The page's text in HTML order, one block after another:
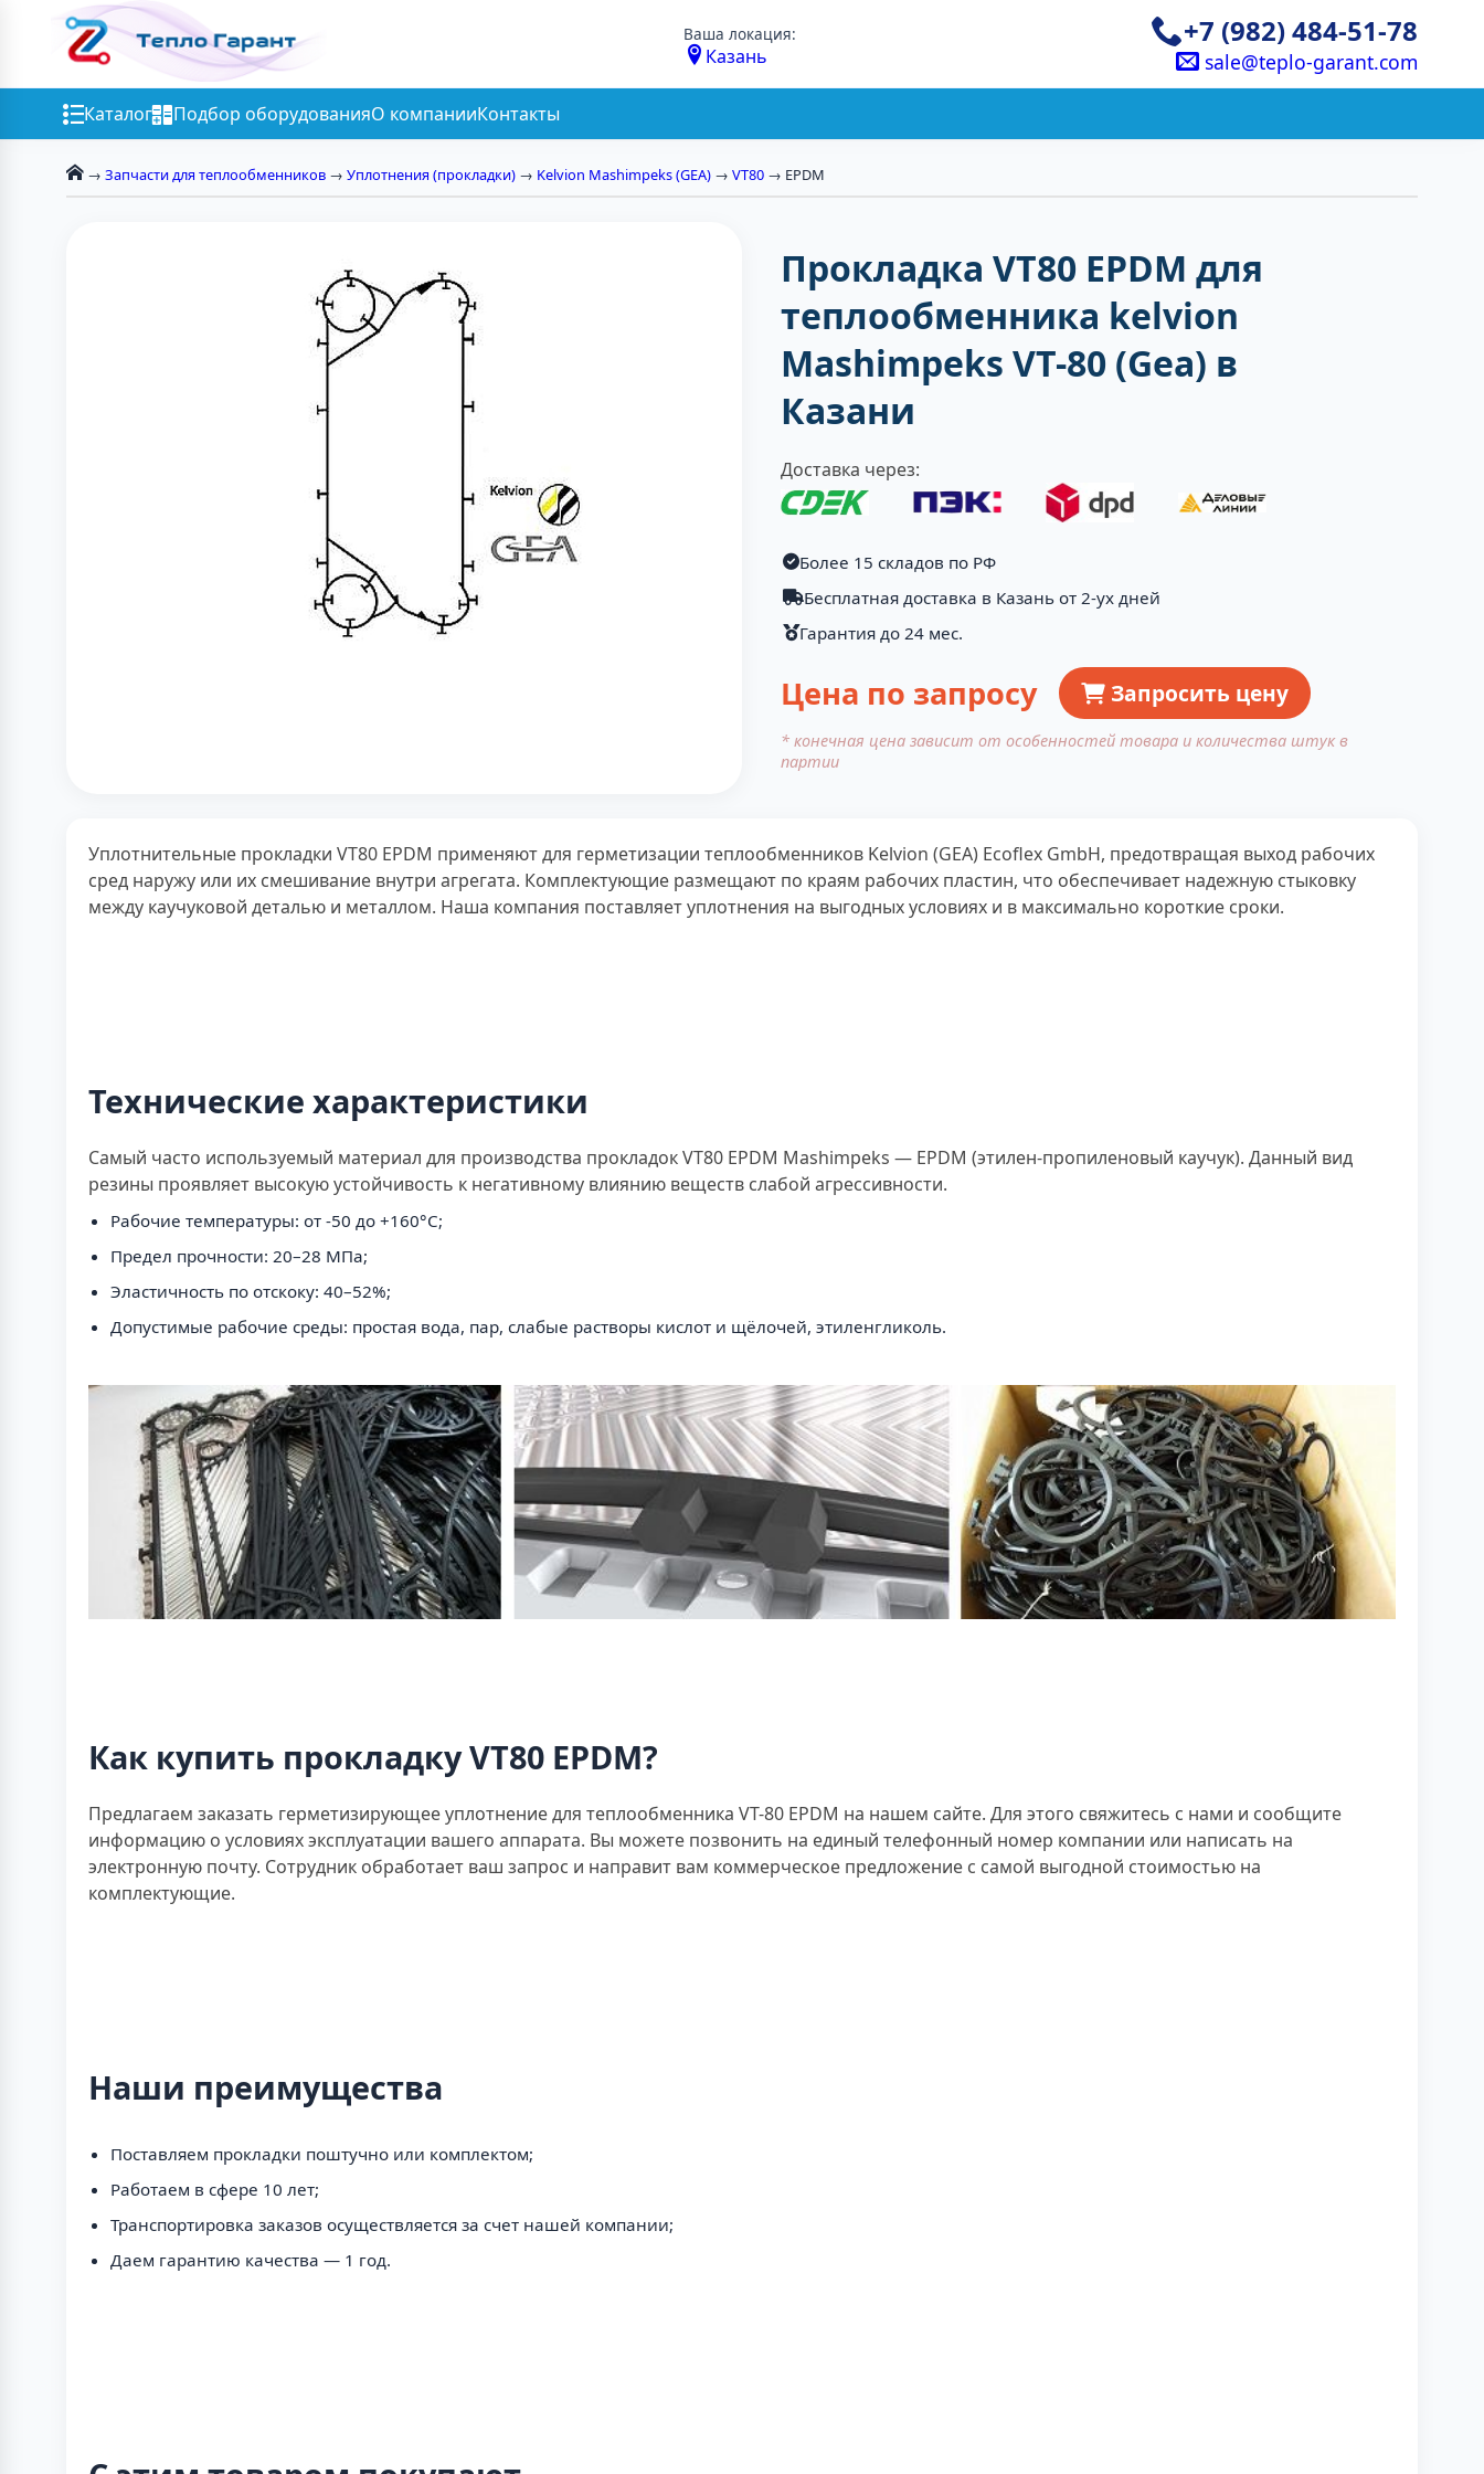
Ваша локация:
Казань
+7 (982) 484-51-78
sale@teplo-garant.com
Каталог Подбор оборудованияО компанииКонтакты
→ Запчасти для теплообменников → Уплотнения (прокладки) → Kelvion Mashimpeks (GEA) → VT80 → EPDM
Прокладка VT80 EPDM для
теплообменника kelvion
Mashimpeks VT-80 (Gea) в
Казани
Доставка через:
Более 15 складов по РФ
Бесплатная доставка в Казань от 2-ух дней
Гарантия до 24 мес.
Цена по запросу Запросить цену
* конечная цена зависит от особенностей товара и количества штук в
партии
Уплотнительные прокладки VT80 EPDM применяют для герметизации теплообменников Kelvion (GEA) Ecoflex GmbH, предотвращая выход рабочих
сред наружу или их смешивание внутри агрегата. Комплектующие размещают по краям рабочих пластин, что обеспечивает надежную стыковку
между каучуковой деталью и металлом. Наша компания поставляет уплотнения на выгодных условиях и в максимально короткие сроки.
Технические характеристики
Самый часто используемый материал для производства прокладок VT80 EPDM Mashimpeks — EPDM (этилен-пропиленовый каучук). Данный вид
резины проявляет высокую устойчивость к негативному влиянию веществ слабой агрессивности.
Рабочие температуры: от -50 до +160°C;
Предел прочности: 20–28 МПа;
Эластичность по отскоку: 40–52%;
Допустимые рабочие среды: простая вода, пар, слабые растворы кислот и щёлочей, этиленгликоль.
Как купить прокладку VT80 EPDM?
Предлагаем заказать герметизирующее уплотнение для теплообменника VT-80 EPDM на нашем сайте. Для этого свяжитесь с нами и сообщите
информацию о условиях эксплуатации вашего аппарата. Вы можете позвонить на единый телефонный номер компании или написать на
электронную почту. Сотрудник обработает ваш запрос и направит вам коммерческое предложение с самой выгодной стоимостью на
комплектующие.
Наши преимущества
Поставляем прокладки поштучно или комплектом;
Работаем в сфере 10 лет;
Транспортировка заказов осуществляется за счет нашей компании;
Даем гарантию качества — 1 год.